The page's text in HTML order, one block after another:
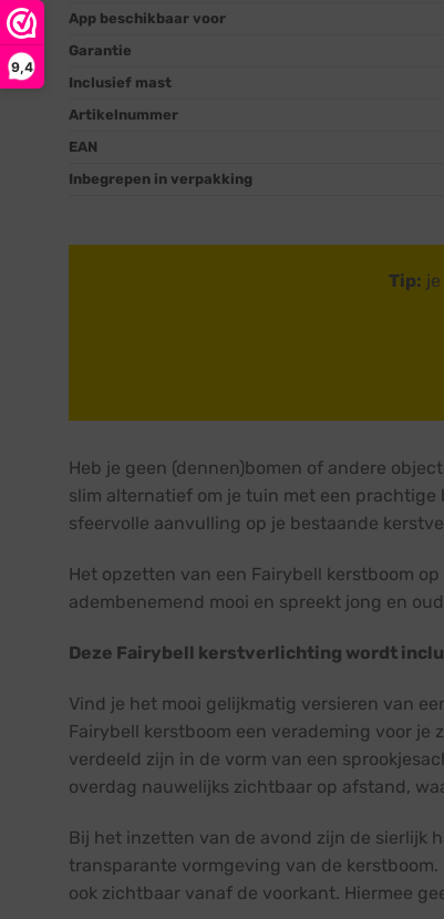
9,4
App beschikbaar voor
Garantie
Inclusief mast
Artikelnummer
EAN
Inbegrepen in verpakking
Tip:
Heb je geen (dennen)bomen of andere
slim alternatief om je tuin met een prachtige
sfeervolle aanvulling op je bestaande
Het opzetten van een Fairybell kerstboom
adembenemend mooi en spreekt jong en
Deze Fairybell kerstverlichting wordt
Vind je het mooi gelijkmatig versieren van
Fairybell kerstboom een verademing voor
verdeeld zijn in de vorm van een
overdag nauwelijks zichtbaar op afstand,
Bij het inzetten van de avond zijn de sierlijk
transparante vormgeving van de
ook zichtbaar vanaf de voorkant. Hiermee